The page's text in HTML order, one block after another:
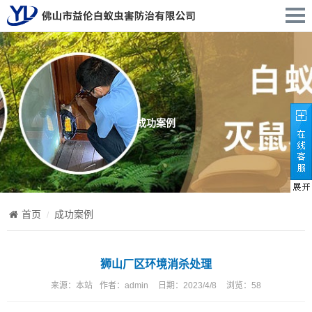
成功案例
首页 成功案例
狮山厂区环境消杀处理
来源： 本站 作者： admin 日期： 2023/4/8 浏览： 58